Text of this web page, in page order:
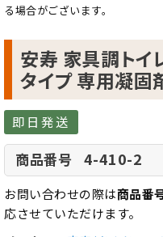
る場合がございます。
安寿 家具調トイ
タイプ 専用凝固
即日発送
商品番号 4-410-2
お問い合わせの際は商品番
応させていただけます。